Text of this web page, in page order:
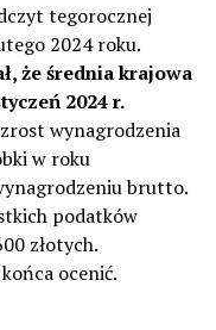
tegorocznej
2024 roku.
że średnia krajowa
2024 r.
wynagrodzenia
w roku
brutto.
podatków
złotych.
ocenić.